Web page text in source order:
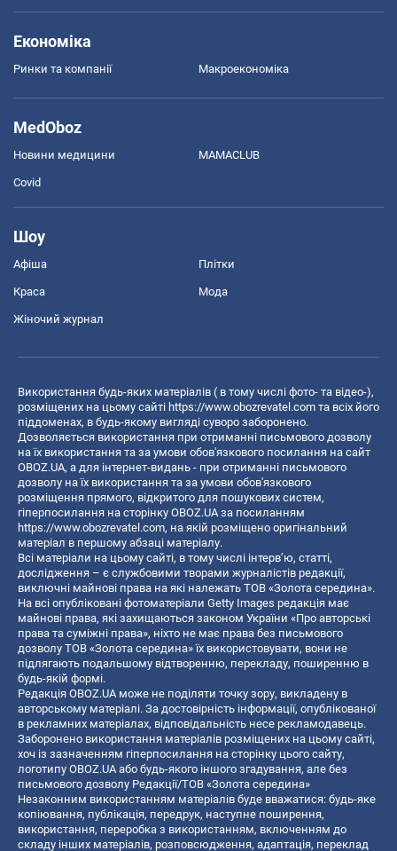
Економіка
Ринки та компанії Макроекономіка
MedOboz
Новини медицини MAMACLUB
Covid
Шоу
Афіша Плітки
Краса Мода
Жіночий журнал
Використання будь-яких матеріалів ( в тому числі фото- та відео-),
розміщених на цьому сайті https://www.obozrevatel.com та всіх його
піддоменах, в будь-якому вигляді суворо заборонено.
Дозволяється використання при отриманні письмового дозволу
на їх використання та за умови обов'язкового посилання на сайт
OBOZ.UA, а для інтернет-видань - при отриманні письмового
дозволу на їх використання та за умови обов'язкового
розміщення прямого, відкритого для пошукових систем,
гіперпосилання на сторінку OBOZ.UA за посиланням
https://www.obozrevatel.com, на якій розміщено оригінальний
матеріал в першому абзаці матеріалу.
Всі матеріали на цьому сайті, в тому числі інтерв’ю, статті,
дослідження – є службовими творами журналістів редакції,
виключні майнові права на які належать ТОВ «Золота середина».
На всі опубліковані фотоматеріали Getty Images редакція має
майнові права, які захищаються законом України «Про авторські
права та суміжні права», ніхто не має права без письмового
дозволу ТОВ «Золота середина» їх використовувати, вони не
підлягають подальшому відтворенню, перекладу, поширенню в
будь-якій формі.
Редакція OBOZ.UA може не поділяти точку зору, викладену в
авторському матеріалі. За достовірність інформації, опублікованої
в рекламних матеріалах, відповідальність несе рекламодавець.
Заборонено використання матеріалів розміщених на цьому сайті,
хоч із зазначенням гіперпосилання на сторінку цього сайту,
логотипу OBOZ.UA або будь-якого іншого згадування, але без
письмового дозволу Редакції/ТОВ «Золота середина»
Незаконним використанням матеріалів буде вважатися: будь-яке
копiювання, публiкацiя, передрук, наступне поширення,
використання, переробка з використанням, включенням до
складу інших матеріалів, розповсюдження, адаптація, переклад